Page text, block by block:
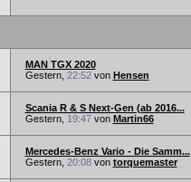
MAN TGX 2020
Gestern, 22:52von Hensen
Scania R & S Next-Gen (ab 2016...
Gestern, 19:47von Martin66
Mercedes-Benz Vario - Die Samm...
Gestern, 20:08von torquemaster